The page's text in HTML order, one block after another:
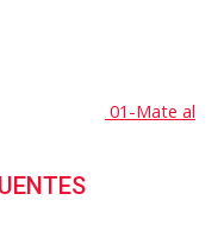
01-Mate al